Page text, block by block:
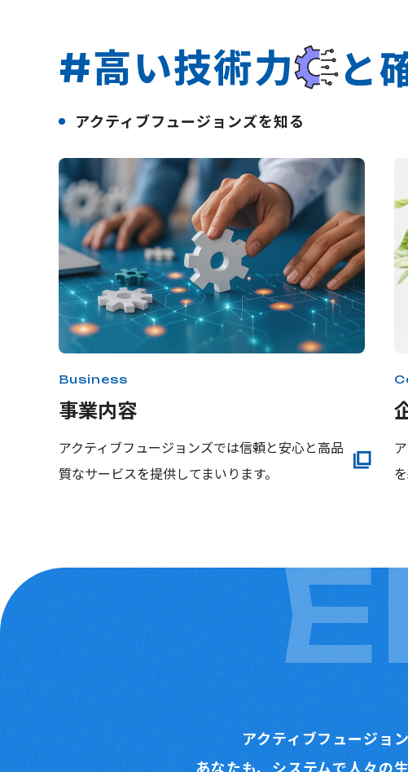
#高い技術力 と
アクティブフュージョンズを知る
Business
事業内容
アクティブフュージョンズでは信頼と安心と高品
質なサービスを提供してまいります。
アクティブフュージョ
あなたも、システムで人々の